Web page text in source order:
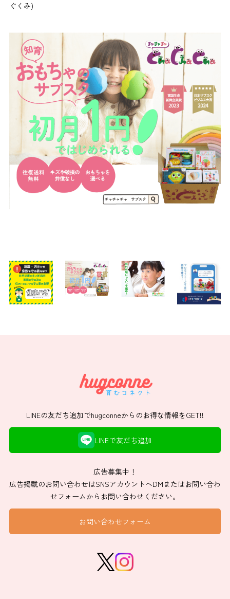
ぐくみ)
LINEの友だち追加でhugconneからのお得な情報をGET!!
LINEで友だち追加
広告募集中！
広告掲載のお問い合わせはSNSアカウントへDMまたはお問い合わ
せフォームからお問い合わせください。
お問い合わせフォーム